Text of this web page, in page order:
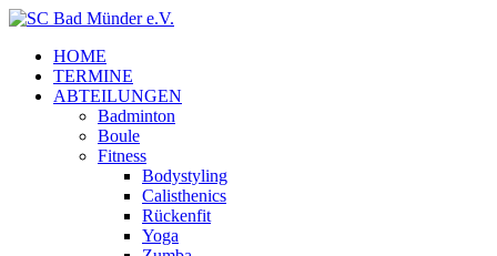
HOME
TERMINE
ABTEILUNGEN
Badminton
Boule
Fitness
Bodystyling
Calisthenics
Rückenfit
Yoga